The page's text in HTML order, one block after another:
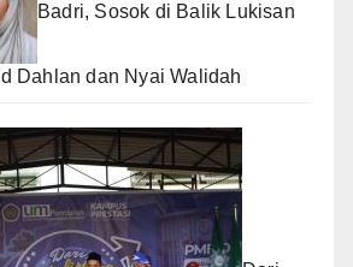
Badri, Sosok di Balik Lukisan
Dahlan dan Nyai Walidah